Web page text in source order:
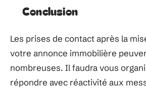
Conclusion
Les prises de contact après la
votre annonce immobilière
nombreuses. Il faudra vous
répondre avec réactivité aux